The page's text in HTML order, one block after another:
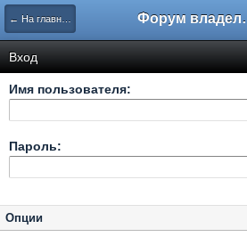
← На главную Форум
Вход
Имя пользователя:
Пароль:
Опции